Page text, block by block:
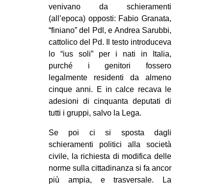
venivano da schieramenti
(all’epoca) opposti: Fabio Granata,
“finiano” del Pdl, e Andrea Sarubbi,
cattolico del Pd. Il testo introduceva
lo “ius soli” per i nati in Italia,
purché i genitori fossero
legalmente residenti da almeno
cinque anni. E in calce recava le
adesioni di cinquanta deputati di
tutti i gruppi, salvo la Lega.
Se poi ci si sposta dagli
schieramenti politici alla società
civile, la richiesta di modifica delle
norme sulla cittadinanza si fa ancor
più ampia, e trasversale. La